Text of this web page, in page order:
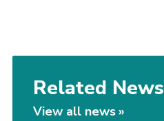
Related News
View all news